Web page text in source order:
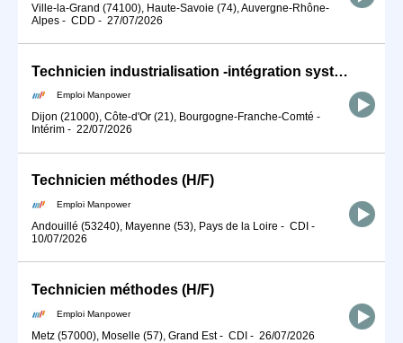
Ville-la-Grand (74100), Haute-Savoie (74), Auvergne-Rhône-
Alpes - CDD - 27/07/2026
Technicien industrialisation -intégration système - DIJON (H/F)
Emploi Manpower
Dijon (21000), Côte-d'Or (21), Bourgogne-Franche-Comté -
Intérim - 22/07/2026
Technicien méthodes (H/F)
Emploi Manpower
Andouillé (53240), Mayenne (53), Pays de la Loire - CDI -
10/07/2026
Technicien méthodes (H/F)
Emploi Manpower
Metz (57000), Moselle (57), Grand Est- CDI - 26/07/2026